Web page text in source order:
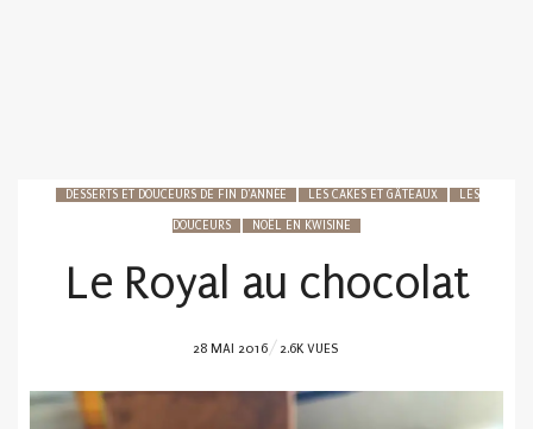
DESSERTS ET DOUCEURS DE FIN D'ANNÉE LES CAKES ET GÂTEAUX LES
DOUCEURS NOËL EN KWISINE
Le Royal au chocolat
POSTED
28 MAI 2016 2.6K VUES